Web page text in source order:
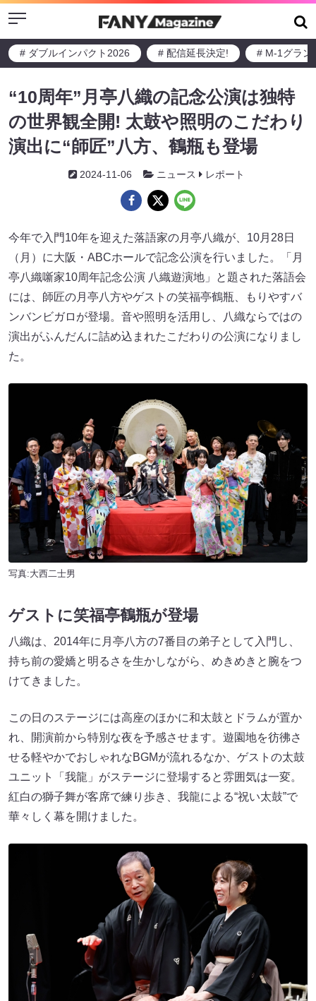
Menu
# ダブルインパクト2026 # 配信延長決定! # M-1グラン
“10周年”月亭八織の記念公演は独特
の世界観全開! 太鼓や照明のこだわり
演出に“師匠”八方、鶴瓶も登場
2024-11-06 ニュース レポート
今年で入門10年を迎えた落語家の月亭八織が、10月28日
（月）に大阪・ABCホールで記念公演を行いました。「月
亭八織噺家10周年記念公演 八織遊演地」と題された落語会
には、師匠の月亭八方やゲストの笑福亭鶴瓶、もりやすバ
ンバンビガロが登場。音や照明を活用し、八織ならではの
演出がふんだんに詰め込まれたこだわりの公演になりまし
た。
写真:大西二士男
ゲストに笑福亭鶴瓶が登場
八織は、2014年に月亭八方の7番目の弟子として入門し、
持ち前の愛嬌と明るさを生かしながら、めきめきと腕をつ
けてきました。
この日のステージには高座のほかに和太鼓とドラムが置か
れ、開演前から特別な夜を予感させます。遊園地を彷彿さ
せる軽やかでおしゃれなBGMが流れるなか、ゲストの太鼓
ユニット「我龍」がステージに登場すると雰囲気は一変。
紅白の獅子舞が客席で練り歩き、我龍による“祝い太鼓”で
華々しく幕を開けました。